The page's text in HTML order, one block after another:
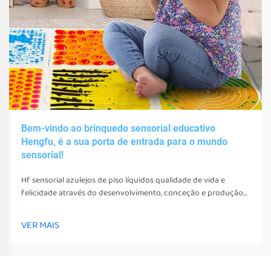
Bem-vindo ao brinquedo sensorial educativo
Hengfu, é a sua porta de entrada para o mundo
sensorial!
Hf sensorial azulejos de piso líquidos qualidade de vida e
felicidade através do desenvolvimento, conceção e produção
estimular os seus sentidos
VER MAIS